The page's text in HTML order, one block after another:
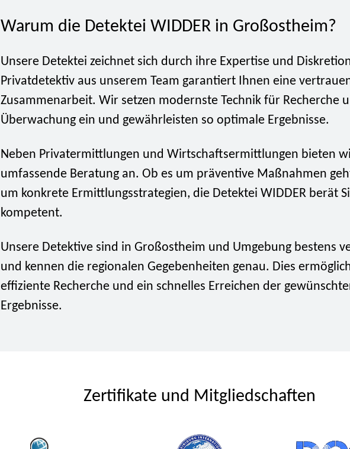
Warum die Detektei WIDDER in Großostheim?
Unsere Detektei zeichnet sich durch ihre Expertise und
Privatdetektiv aus unserem Team garantiert Ihnen eine
Zusammenarbeit. Wir setzen modernste Technik für Recherche
Überwachung ein und gewährleisten so optimale Ergebnisse.
Neben Privatermittlungen und Wirtschaftsermittlungen bieten
umfassende Beratung an. Ob es um präventive Maßnahmen
um konkrete Ermittlungsstrategien, die Detektei WIDDER berät
kompetent.
Unsere Detektive sind in Großostheim und Umgebung bestens
und kennen die regionalen Gegebenheiten genau. Dies
effiziente Recherche und ein schnelles Erreichen der
Ergebnisse.
Zertifikate und Mitgliedschaften